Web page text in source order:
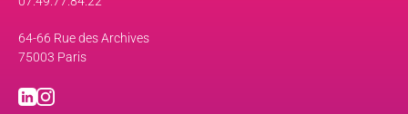
64-66 Rue des Archives
75003 Paris